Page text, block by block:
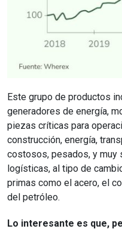
Este grupo de productos
generadores de energía,
piezas críticas para
construcción, energía,
costosos, pesados, y muy
logísticas, al tipo de
primas como el acero, el
del petróleo.
Lo interesante es que,